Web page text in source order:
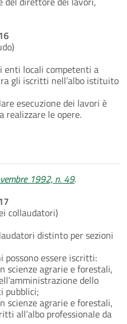
enti locali competenti a
gli iscritti nell’albo istituito
esecuzione dei lavori è
realizzare le opere.
1992, n. 49.
collaudatori)
distinto per sezioni
possono essere iscritti:
scienze agrarie e forestali,
dello
pubblici;
scienze agrarie e forestali,
all’albo professionale da